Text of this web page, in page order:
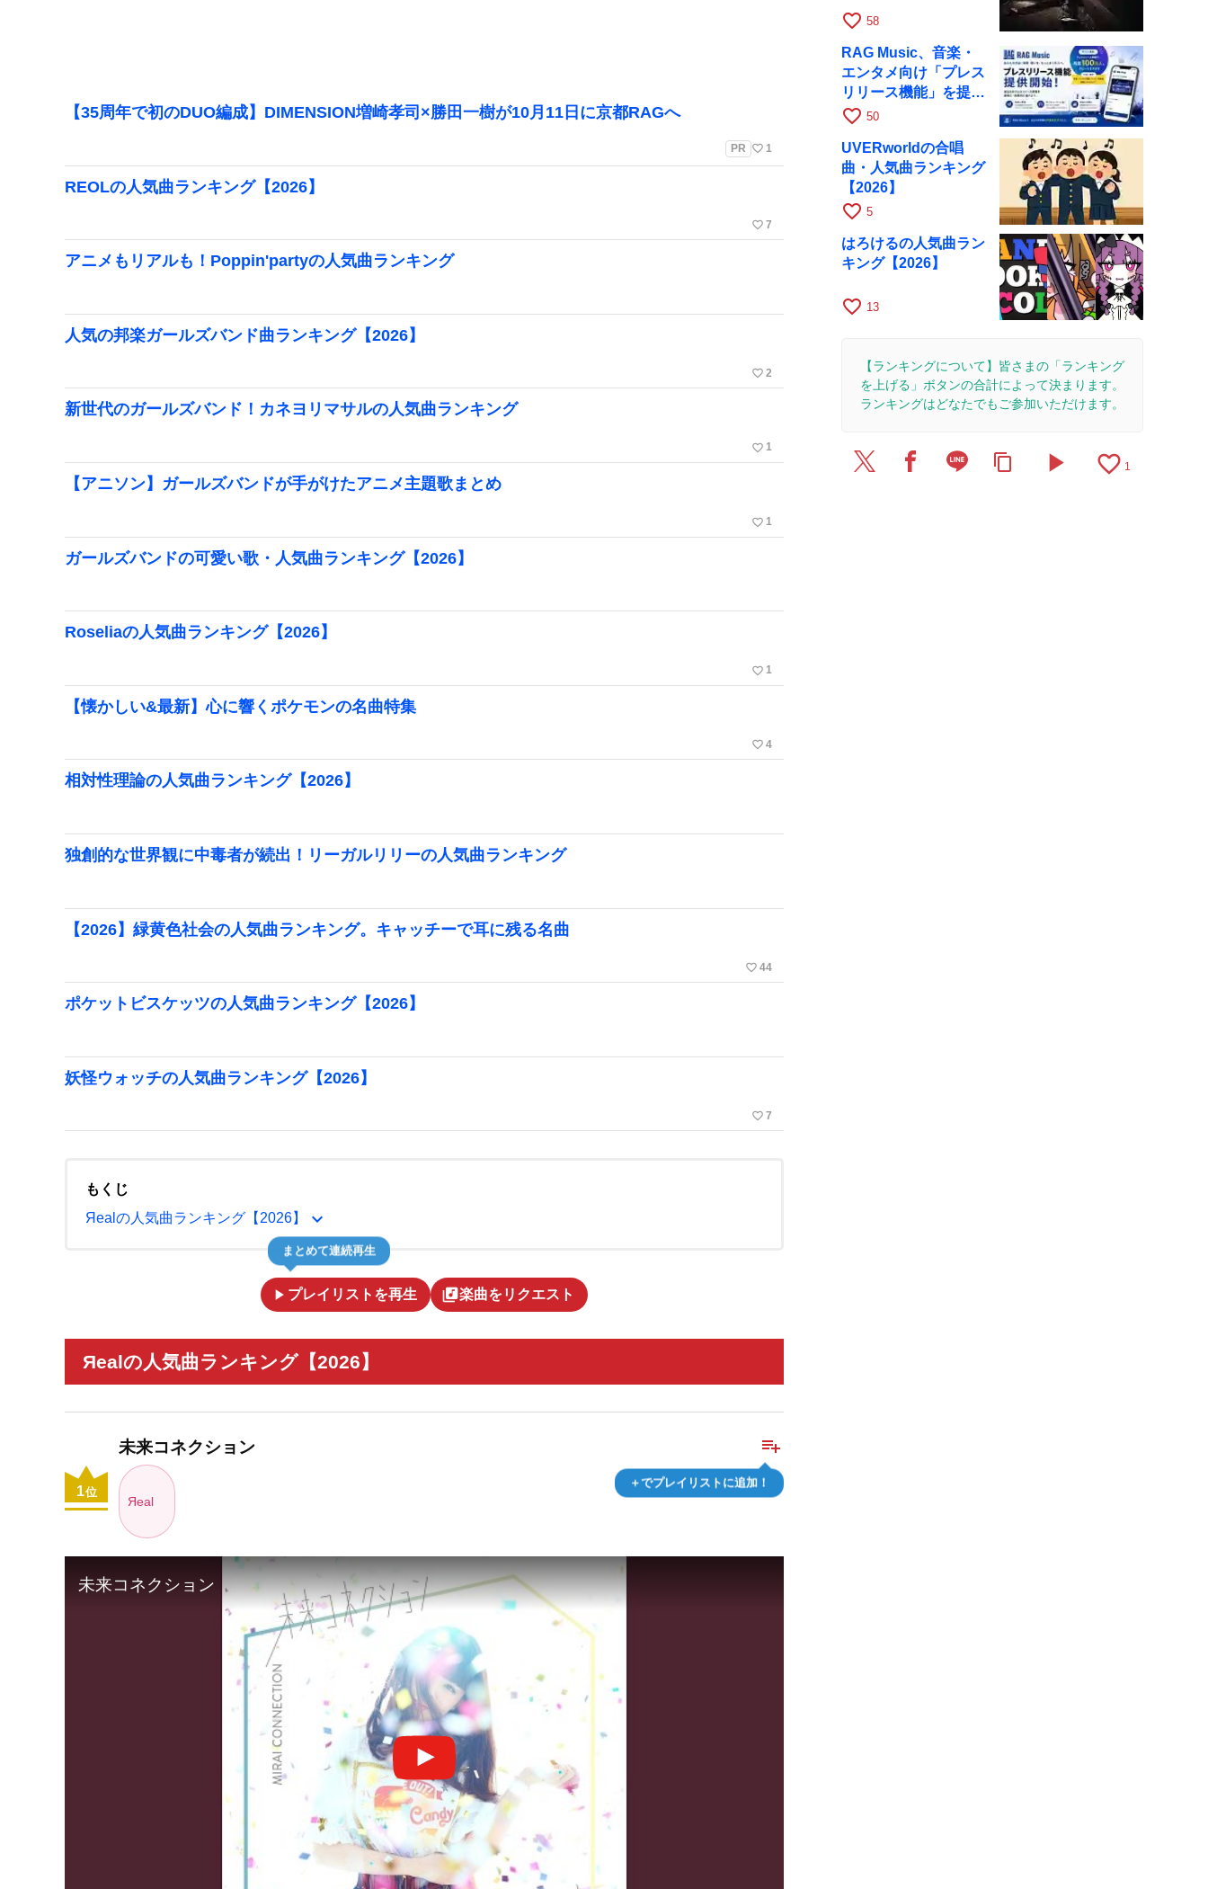
【35周年で初のDUO編成】DIMENSION増崎孝司×勝田一樹が10月11日に京都RAGへ
PR favorite_border 1
REOLの人気曲ランキング【2026】
favorite_border 7
アニメもリアルも！Poppin'partyの人気曲ランキング
人気の邦楽ガールズバンド曲ランキング【2026】
favorite_border 2
新世代のガールズバンド！カネヨリマサルの人気曲ランキング
favorite_border 1
【アニソン】ガールズバンドが手がけたアニメ主題歌まとめ
favorite_border 1
ガールズバンドの可愛い歌・人気曲ランキング【2026】
Roseliaの人気曲ランキング【2026】
favorite_border 1
【懐かしい&最新】心に響くポケモンの名曲特集
favorite_border 4
相対性理論の人気曲ランキング【2026】
独創的な世界観に中毒者が続出！リーガルリリーの人気曲ランキング
【2026】緑黄色社会の人気曲ランキング。キャッチーで耳に残る名曲
favorite_border 44
ポケットビスケッツの人気曲ランキング【2026】
妖怪ウォッチの人気曲ランキング【2026】
favorite_border 7
もくじ
Яealの人気曲ランキング【2026】
expand_more
play_arrow プレイリストを再生
まとめて連続再生
library_music楽曲をリクエスト
Яealの人気曲ランキング【2026】
playlist_add
＋でプレイリストに追加！
未来コネクション
Яeal
1位
未来コネクション
favorite_border 58
RAG Music、音楽・
エンタメ向け「プレス
リリース機能」を提供
開始
favorite_border 50
UVERworldの合唱
曲・人気曲ランキング
【2026】
favorite_border 5
はろけるの人気曲ラン
キング【2026】
favorite_border 13
【ランキングについて】皆さまの「ランキング
を上げる」ボタンの合計によって決まります。
ランキングはどなたでもご参加いただけます。
content_copy play_arrow favorite_border 1